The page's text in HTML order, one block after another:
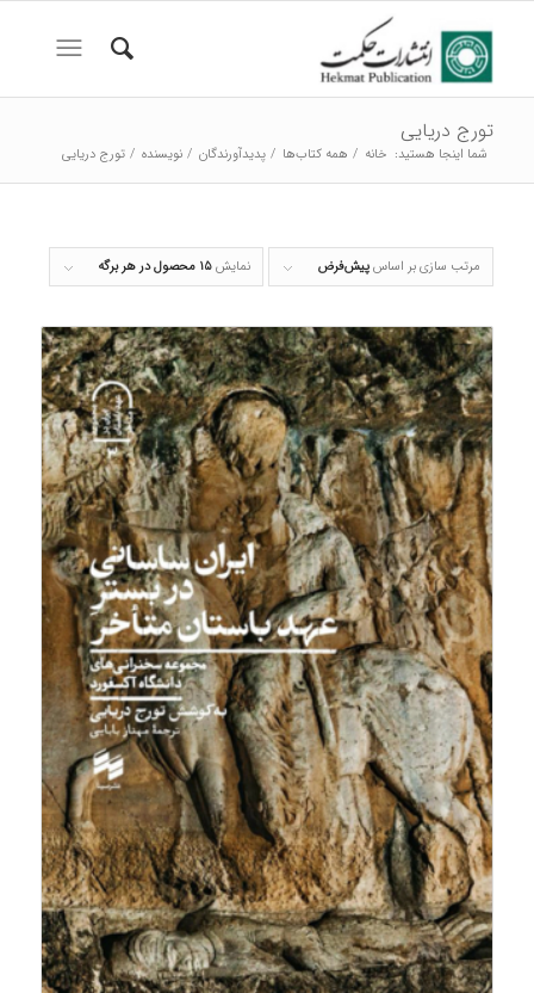
تورج دریایی
شما اینجا هستید: خانه / همه کتاب‌ها / پدیدآورندگان / نویسنده / تورج دریایی
مرتب سازی بر اساسپیش‌فرض نمایش۱۵ محصول در هر برگه